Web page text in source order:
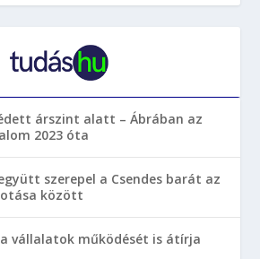
árszint alatt – Ábrában az
2023 óta
szerepel a Csendes barát az
között
vállalatok működését is átírja